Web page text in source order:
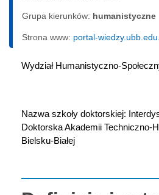
Grupa kierunków: humanistyczne
Strona www: portal-
Wydział Humanistyczno-
Nazwa szkoły doktorskiej:
Doktorska Akademii Techniczno-
Bielsku-Białej